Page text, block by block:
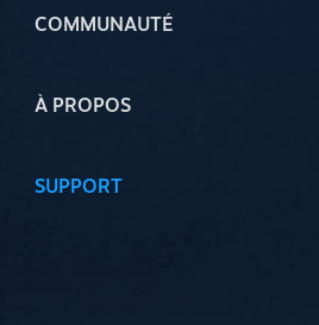
COMMUNAUTÉ
À PROPOS
SUPPORT